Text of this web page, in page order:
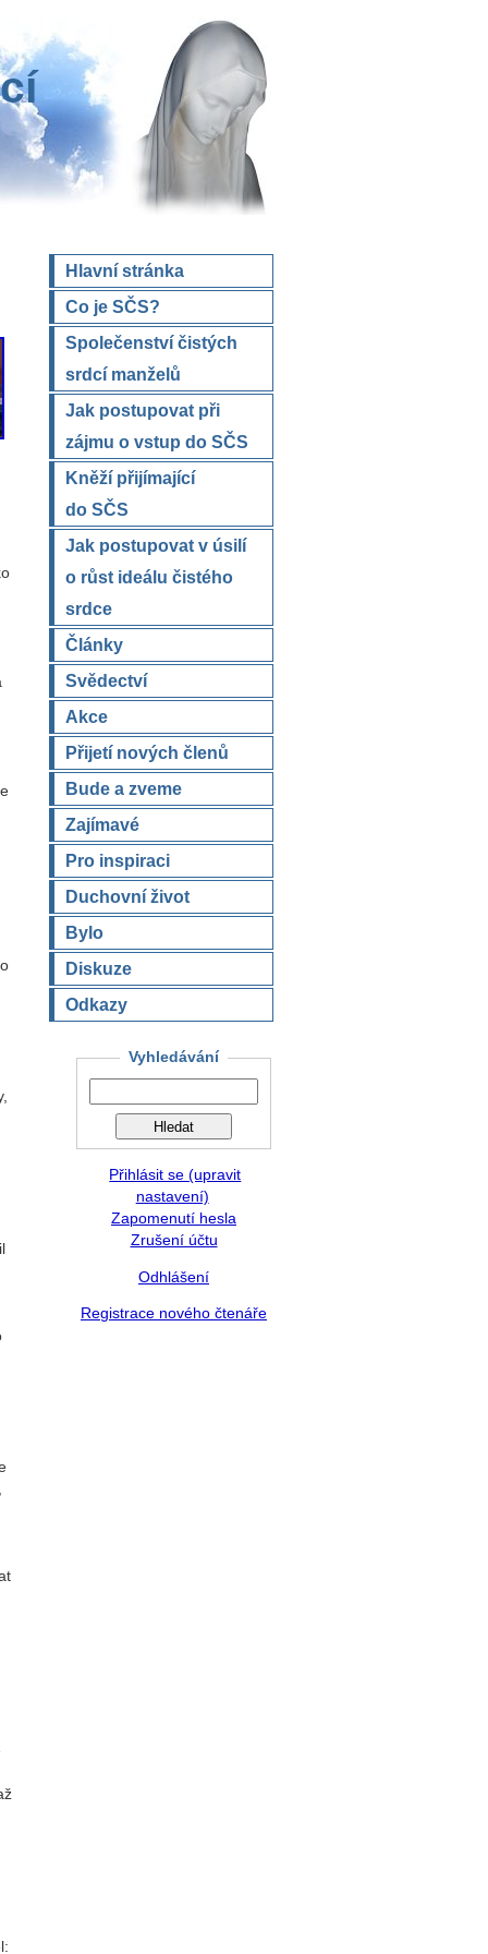
Hlavní stránka
Co je SČS?
Společenství čistých
srdcí manželů
Jak postupovat při
zájmu o vstup do SČS
Kněží přijímající
do SČS
Jak postupovat v úsilí
o růst ideálu čistého
srdce
Články
Svědectví
Akce
Přijetí nových členů
Bude a zveme
Zajímavé
Pro inspiraci
Duchovní život
Bylo
Diskuze
Odkazy
Vyhledávání
Přihlásit se (upravit
nastavení)
Zapomenutí hesla
Zrušení účtu
Odhlášení
Registrace nového čtenáře